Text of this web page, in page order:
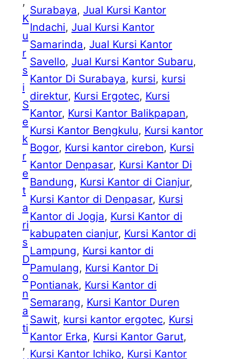
K
u
r
s
i
S
e
k
r
e
t
a
ri
s
D
o
n
a
ti
Surabaya, Jual Kursi Kantor
Indachi, Jual Kursi Kantor
Samarinda, Jual Kursi Kantor
Savello, Jual Kursi Kantor Subaru
Kantor Di Surabaya, kursi, kursi
direktur, Kursi Ergotec, Kursi
Kantor, Kursi Kantor Balikpapan
Kursi Kantor Bengkulu, Kursi kantor
Bogor, Kursi kantor cirebon, Kursi
Kantor Denpasar, Kursi Kantor Di
Bandung, Kursi Kantor di Cianjur
Kursi Kantor di Denpasar, Kursi
Kantor di Jogja, Kursi Kantor di
kabupaten cianjur, Kursi Kantor di
Lampung, Kursi kantor di
Pamulang, Kursi Kantor Di
Pontianak, Kursi Kantor di
Semarang, Kursi Kantor Duren
Sawit, kursi kantor ergotec, Kursi
Kantor Erka, Kursi Kantor Garut
Kursi Kantor Ichiko, Kursi Kantor